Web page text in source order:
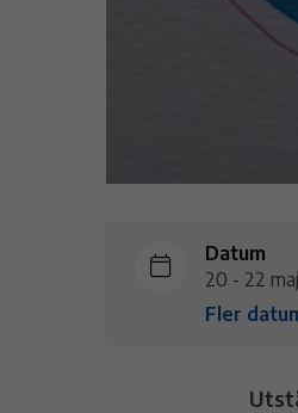
Datum
20 - 22 maj
Fler